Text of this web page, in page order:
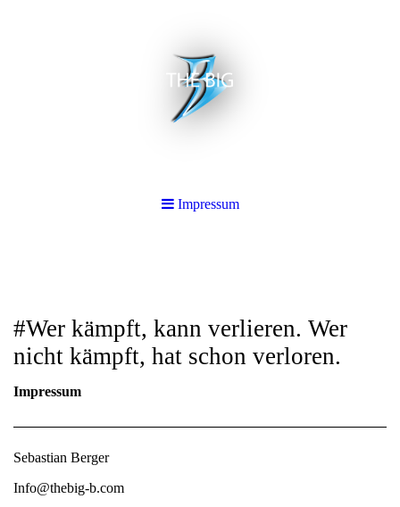
Impressum
#Wer kämpft, kann verlieren. Wer
nicht kämpft, hat schon verloren.
Impressum
Sebastian Berger
Info@thebig-b.com